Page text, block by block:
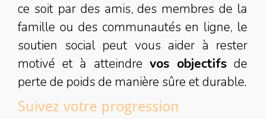
ce soit par des amis, des membres de la
famille ou des communautés en ligne, le
soutien social peut vous aider à rester
motivé et à atteindre vos objectifsde
perte de poids de manière sûre et durable.
Suivez votre progression